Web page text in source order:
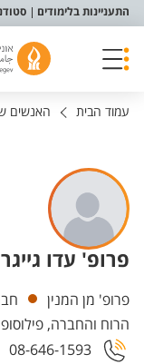
תפריט נגישות
התעניינות בלימודים
עמוד הבית האנשים
פרופ' עדו גייגר
יחידות
פרופ' מן המנין
הרוח והחברה,
08-646-1593